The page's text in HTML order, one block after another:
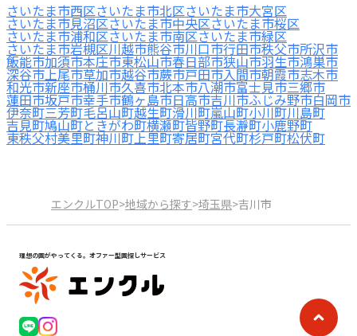
さいたま市西区さいたま市北区さいたま市大宮区
さいたま市見沼区さいたま市中央区さいたま市桜区
さいたま市浦和区さいたま市南区さいたま市緑区
さいたま市岩槻区川越市熊谷市川口市行田市秩父市所沢市
飯能市加須市本庄市東松山市春日部市狭山市羽生市鴻巣市
深谷市上尾市草加市越谷市蕨市戸田市入間市朝霞市志木市
和光市新座市桶川市久喜市北本市八潮市富士見市三郷市
蓮田市坂戸市幸手市鶴ヶ島市日高市吉川市ふじみ野市白岡市
伊奈町三芳町毛呂山町越生町滑川町嵐山町小川町川島町
吉見町鳩山町ときがわ町横瀬町皆野町長瀞町小鹿野町
東秩父村美里町神川町上里町寄居町宮代町杉戸町松伏町
エンクルTOP>地域から探す>埼玉県>吉川市
理想の園がやってくる。オファー型園探しサービス